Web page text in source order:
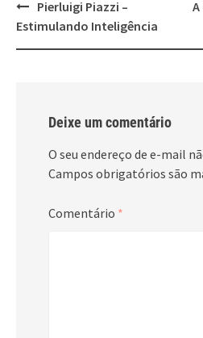
Post
navigation
Pierluigi Piazzi –
Estimulando Inteligência
Deixe um comentário
O seu endereço de e-mail
Campos obrigatórios são
Comentário *